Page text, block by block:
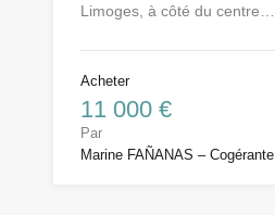
Limoges, à côté du centre…
Acheter
11 000 €
Par
Marine FAÑANAS – Cogérante